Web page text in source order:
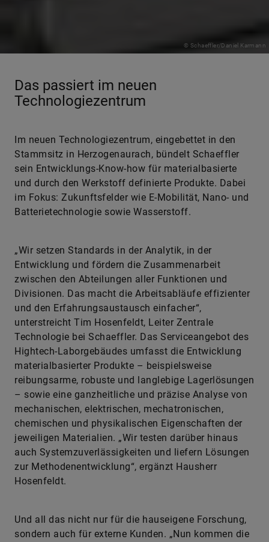
© Schaeffler/Daniel Karmann
Das passiert im neuen
Technologiezentrum
Im neuen Technologiezentrum, eingebettet in den
Stammsitz in Herzogenaurach, bündelt Schaeffler
sein Entwicklungs-Know-how für materialbasierte
und durch den Werkstoff definierte Produkte. Dabei
im Fokus: Zukunftsfelder wie E-Mobilität, Nano- und
Batterietechnologie sowie Wasserstoff.
„Wir setzen Standards in der Analytik, in der
Entwicklung und fördern die Zusammenarbeit
zwischen den Abteilungen aller Funktionen und
Divisionen. Das macht die Arbeitsabläufe effizienter
und den Erfahrungsaustausch einfacher“,
unterstreicht Tim Hosenfeldt, Leiter Zentrale
Technologie bei Schaeffler. Das Serviceangebot des
Hightech-Laborgebäudes umfasst die Entwicklung
materialbasierter Produkte – beispielsweise
reibungsarme, robuste und langlebige Lagerlösungen
– sowie eine ganzheitliche und präzise Analyse von
mechanischen, elektrischen, mechatronischen,
chemischen und physikalischen Eigenschaften der
jeweiligen Materialien. „Wir testen darüber hinaus
auch Systemzuverlässigkeiten und liefern Lösungen
zur Methodenentwicklung“, ergänzt Hausherr
Hosenfeldt.
Und all das nicht nur für die hauseigene Forschung,
sondern auch für externe Kunden. „Nun kommen die